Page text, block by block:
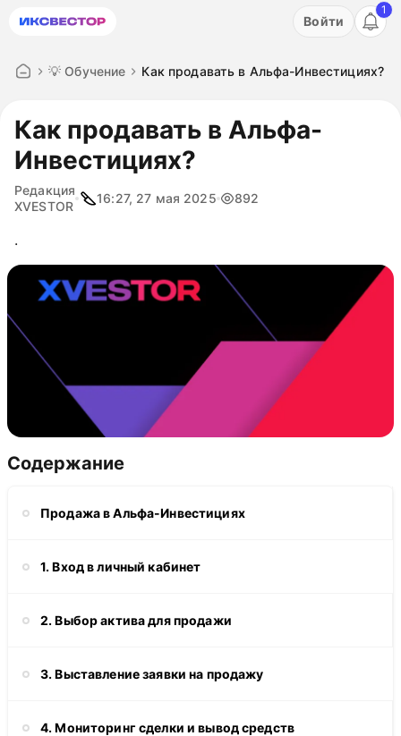
Акция: бесплатный пробный период на 3 дня!
Войти
1
💡 Обучение Как продавать в Альфа-Инвестициях?
Как продавать в Альфа-
Инвестициях?
Редакция
XVESTOR
16:27, 27 мая 2025 892
.
Содержание
Продажа в Альфа-Инвестициях
1. Вход в личный кабинет
2. Выбор актива для продажи
3. Выставление заявки на продажу
4. Мониторинг сделки и вывод средств